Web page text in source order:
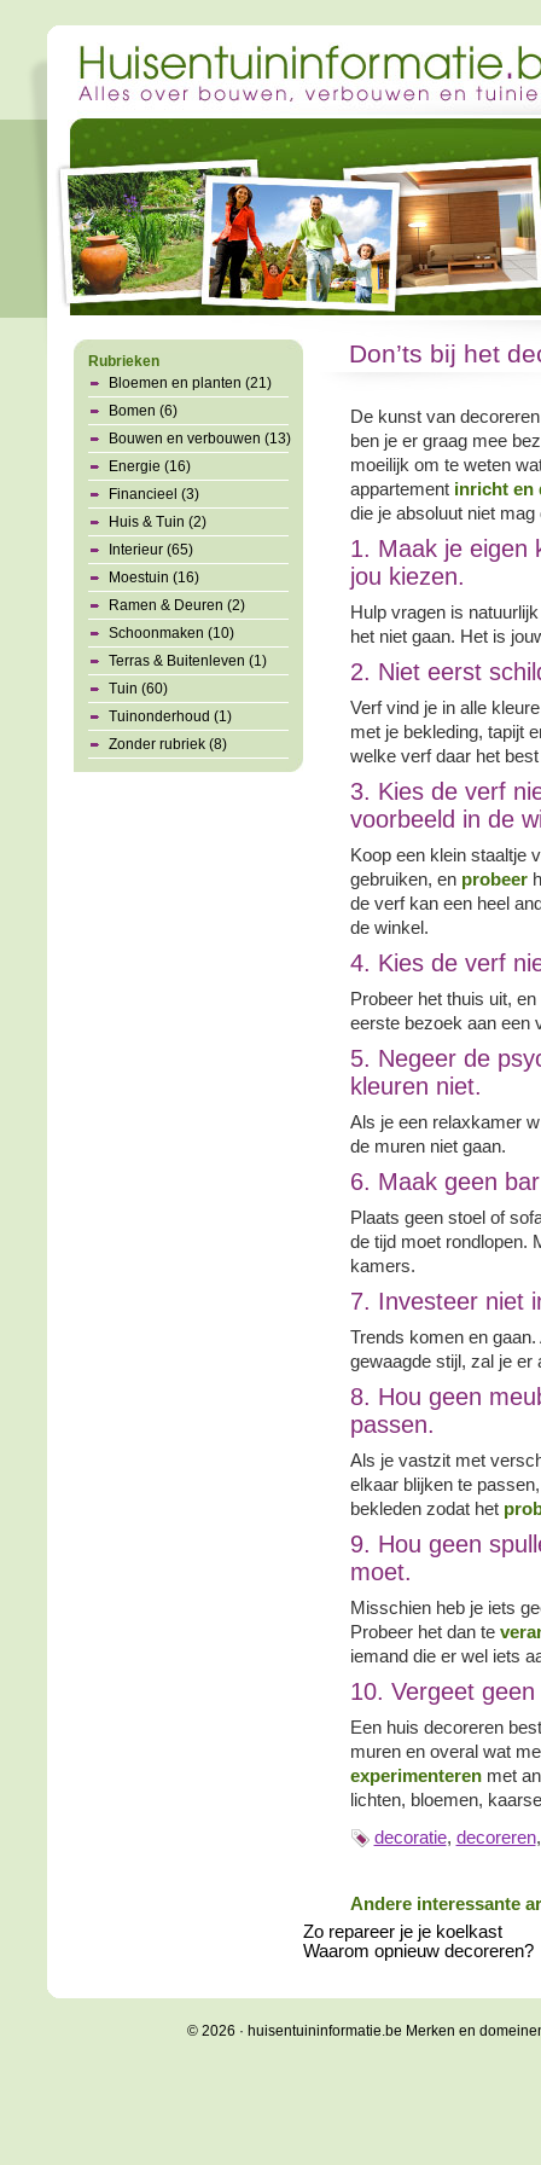
Rubrieken
Bloemen en planten (21)
Bomen (6)
Bouwen en verbouwen (13)
Energie (16)
Financieel (3)
Huis & Tuin (2)
Interieur (65)
Moestuin (16)
Ramen & Deuren (2)
Schoonmaken (10)
Terras & Buitenleven (1)
Tuin (60)
Tuinonderhoud (1)
Zonder rubriek (8)
Don’ts bij het
De kunst van
ben je er graag mee
moeilijk om te weten
appartementinricht en
die je absoluut niet mag
1. Maak je eigen
jou kiezen.
Hulp vragen is
het niet gaan. Het is
2. Niet eerst
Verf vind je in alle
met je bekleding, tapijt
welke verf daar het
3. Kies de verf
voorbeeld in de
Koop een klein staaltje
gebruiken, en probeer
de verf kan een heel
de winkel.
4. Kies de verf
Probeer het thuis uit,
eerste bezoek aan een
5. Negeer de
kleuren niet.
Als je een relaxkamer
de muren niet gaan.
6. Maak geen
Plaats geen stoel of
de tijd moet rondlopen.
kamers.
7. Investeer niet
Trends komen en
gewaagde stijl, zal je er
8. Hou geen
passen.
Als je vastzit met
elkaar blijken te
bekleden zodat het
9. Hou geen
moet.
Misschien heb je iets
Probeer het dan te
iemand die er wel iets
10. Vergeet geen
Een huis decoreren
muren en overal wat
experimenteren met
lichten, bloemen,
decoratie, decoreren
Andere interessante
Zo repareer je je koelkast
Waarom opnieuw decoreren?
© 2026 · huisentuininformatie.be Merken en